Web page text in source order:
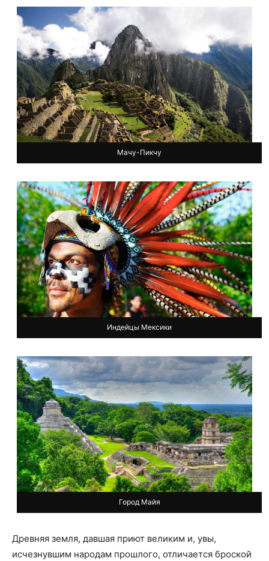
Мачу-Пикчу
Индейцы Мексики
Город Майя
Древняя земля, давшая приют великим и, увы,
исчезнувшим народам прошлого, отличается броской